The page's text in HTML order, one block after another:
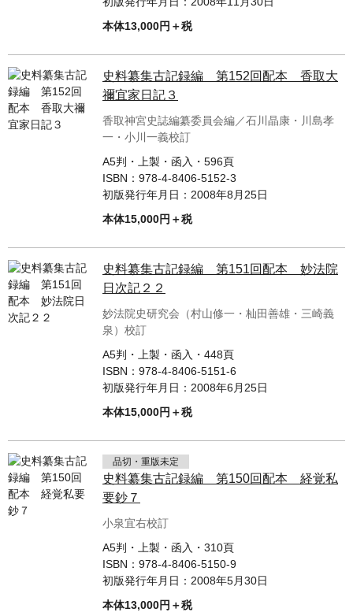
本体13,000円＋税
史料纂集古記録編 第152回配本 香取大
禰宜家日記３
香取神宮史誌編纂委員会編／石川晶康・川島孝
一・小川一義校訂
A5判・上製・函入・596頁
ISBN： 978-4-8406-5152-3
初版発行年月日： 2008年8月25日
本体15,000円＋税
史料纂集古記録編 第151回配本 妙法院
日次記２２
妙法院史研究会（村山修一・杣田善雄・三崎義
泉）校訂
A5判・上製・函入・448頁
ISBN： 978-4-8406-5151-6
初版発行年月日： 2008年6月25日
本体15,000円＋税
品切・重版未定
史料纂集古記録編 第150回配本 経覚私
要鈔７
小泉宜右校訂
A5判・上製・函入・310頁
ISBN： 978-4-8406-5150-9
初版発行年月日： 2008年5月30日
本体13,000円＋税